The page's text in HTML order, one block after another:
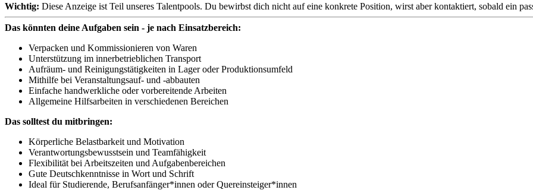
Wichtig: Diese Anzeige ist Teil unseres Talentpools. Du bewirbst dich nicht auf eine konkrete Position, wirst aber kontaktiert, sobald ein
Das könnten deine Aufgaben sein - je nach Einsatzbereich:
Verpacken und Kommissionieren von Waren
Unterstützung im innerbetrieblichen Transport
Aufräum- und Reinigungstätigkeiten in Lager oder Produktionsumfeld
Mithilfe bei Veranstaltungsauf- und -abbauten
Einfache handwerkliche oder vorbereitende Arbeiten
Allgemeine Hilfsarbeiten in verschiedenen Bereichen
Das solltest du mitbringen:
Körperliche Belastbarkeit und Motivation
Verantwortungsbewusstsein und Teamfähigkeit
Flexibilität bei Arbeitszeiten und Aufgabenbereichen
Gute Deutschkenntnisse in Wort und Schrift
Ideal für Studierende, Berufsanfänger*innen oder Quereinsteiger*innen